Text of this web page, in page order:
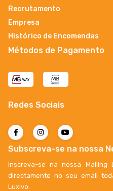
Recrutamento
Empresa
Histórico de Encomendas
Métodos de Pagamento
Redes Sociais
Subscreva-se na nossa
Inscreva-se na nossa
directamente no seu email
Luxivo.